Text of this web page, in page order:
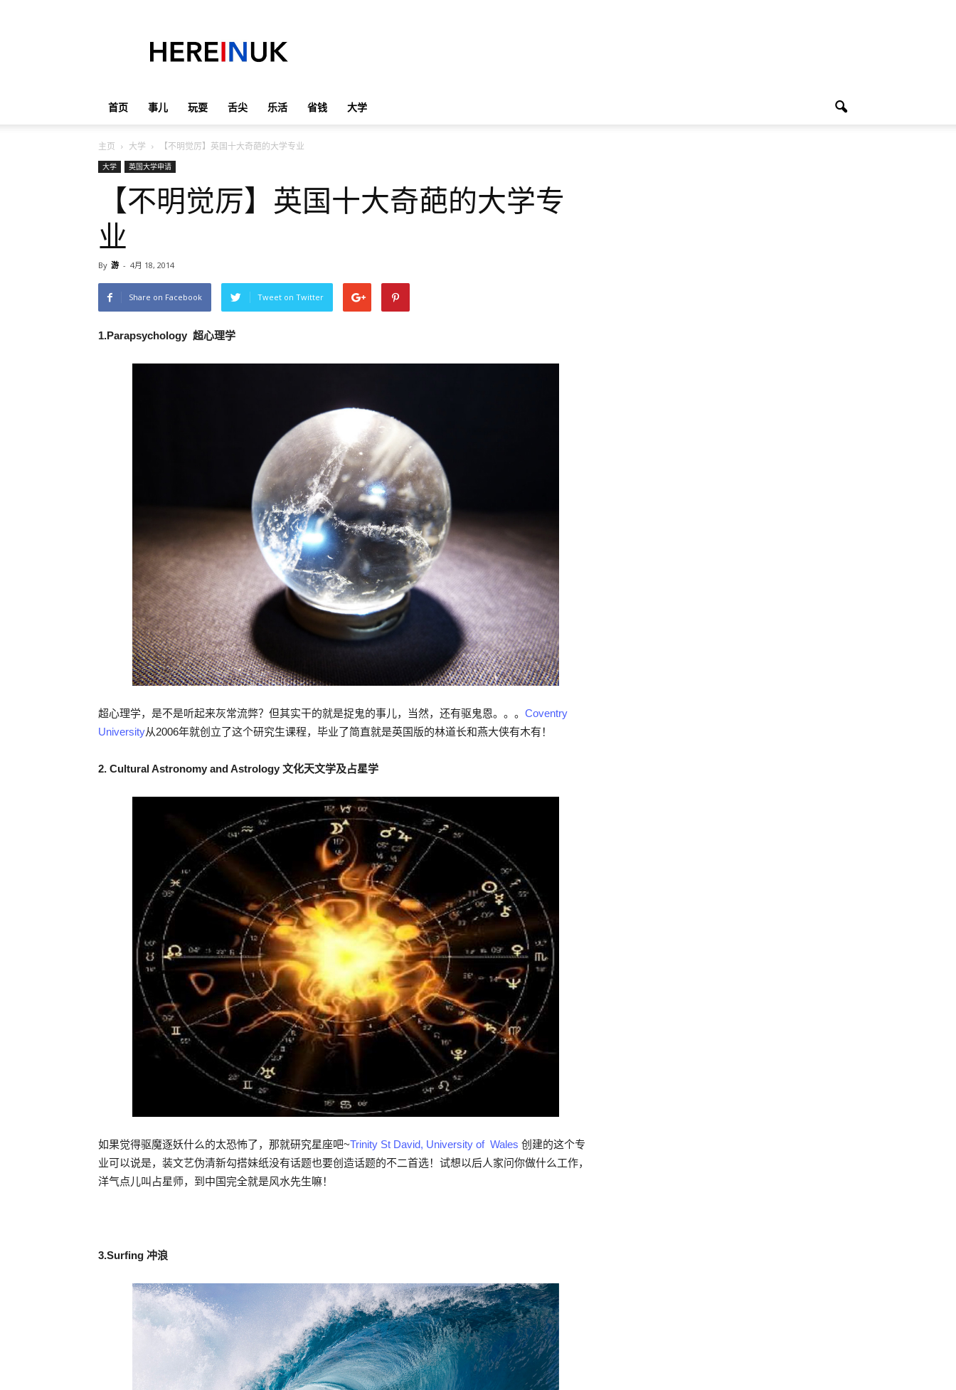
首页 事儿 玩耍 舌尖 乐活 省钱 大学
主页 大学 【不明觉厉】英国十大奇葩的大学专业
大学 英国大学申请
【不明觉厉】英国十大奇葩的大学专
业
By 游 - 4月 18, 2014
Share on Facebook Tweet on Twitter
1.Parapsychology 超心理学
超心理学，是不是听起来灰常流弊？但其实干的就是捉鬼的事儿，当然，还有驱鬼恩。。。 Coventry
University从2006年就创立了这个研究生课程，毕业了简直就是英国版的林道长和燕大侠有木有！
2. Cultural Astronomy and Astrology 文化天文学及占星学
如果觉得驱魔逐妖什么的太恐怖了，那就研究星座吧~Trinity St David, University of Wales 创建的这个专
业可以说是，装文艺伪清新勾搭妹纸没有话题也要创造话题的不二首选！试想以后人家问你做什么工作，
洋气点儿叫占星师，到中国完全就是风水先生嘛！
3.Surfing 冲浪